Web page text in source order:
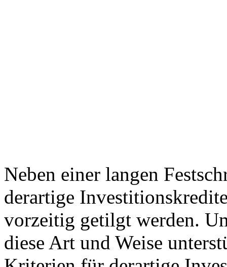
Neben einer langen
derartige
vorzeitig getilgt werden.
diese Art und Weise